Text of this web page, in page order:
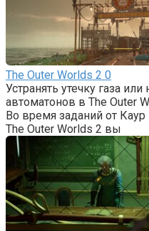
The Outer Worlds 2 0
Устранять утечку газа
автоматонов в The Outer
Во время заданий от
The Outer Worlds 2 вы